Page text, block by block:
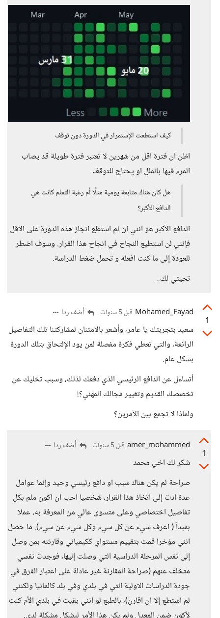
كيف استطعت الإستمرار في الدورة دون توقف
اظن ان فترة اقل من شهرين لا تعتبر فترة طويلة قد يصاب
المرء فيها بالملل او يحتاج للتوقف
هل كان هناك متابعة يومية مثلًا أم رغبة التعلم كانت هي
الدافع الأكبر؟
الدافع الأكبر هو انني إن لم استطع انجاز هذه الدورة على الاقل
فإنني لن استطيع النجاح في انجاح هذا القرار. وسوف اضطر
للعودة إلى ما كنت افعله و تحمل ضغط الدراسة.
تحيتي لك..
1
Mohamed_Fayad قبل 5 سنوات أضف ردا
سعيد بتجربتك يا عامر، وأشعر بالامتنان لمشاركتنا تلك التفاصيل
الرائعة، والتي تعطي فكرة مفصلة لمن يود الإلتحاق بتلك الدورة
بشكل عام.
أتساءل عن الدافع الرئيسي الذي دفعك لذلك، وسبب تخليك عن
تخصصك القديم وتغيير مجالك المهني؟!
ولماذا لا تجمع بين الأمرين؟
1
amer_mohammed قبل 5 سنوات أضف ردا
شكر لك اخي محمد
صراحة لم يكن هناك سبب او دافع رئيسي وحيد وإنما عوامل
عدة ادت إلى اتخاذ هذا القرار، شخصيا احب ان اكون ملم بكل
تفاصيل اختصاصي وعلى متسوى عالي من المعرفة به، عملا
بمبدأ ( اعرف شيء عن كل شيء وكل شيء عن شيء). ما حصل
انني مؤخرا قمت بتقييم مستواي ككيميائي وقارنته بمن وصل
إلى نفس المرحلة الدراسية التي وصلت إليها، فوجدت نفسي
متخلف عنهم (صراحة المقارنة غير عادلة على اعتبار الفرق في
جودة الدراسات الاولية التي في بلدي وفي بلد كالمانيا ولكنني
لم استطع إلا ان اقارن)، بالطبع لو انني بقيت في بلدي الأم كنت